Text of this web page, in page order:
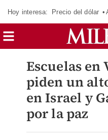
Hoy interesa: Precio del dólar
Escuelas en
piden un
en Israel y
por la paz